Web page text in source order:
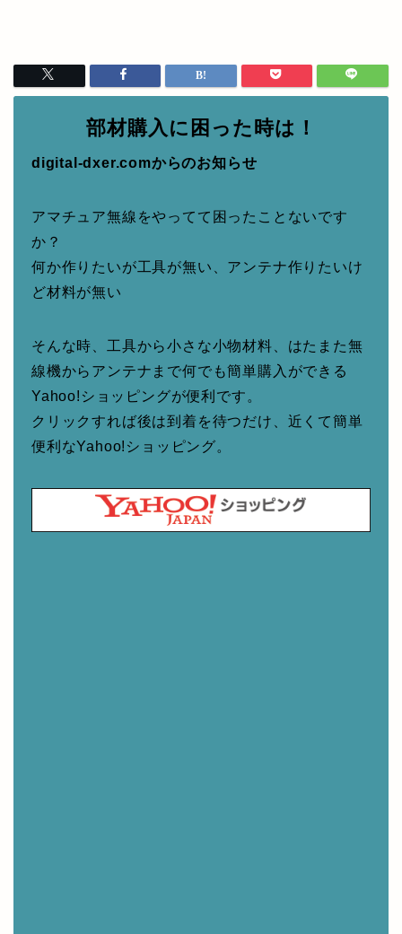
部材購入に困った時は！
digital-dxer.comからのお知らせ
アマチュア無線をやってて困ったことないです
か？
何か作りたいが工具が無い、アンテナ作りたいけ
ど材料が無い
そんな時、工具から小さな小物材料、はたまた無
線機からアンテナまで何でも簡単購入ができる
Yahoo!ショッピングが便利です。
クリックすれば後は到着を待つだけ、近くて簡単
便利なYahoo!ショッピング。